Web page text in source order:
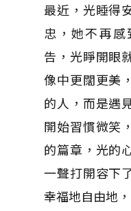
最近，光睡得
忠，她不再
告，光睜開眼
像中更闊更美
的人，而是遇
開始習慣微笑
的篇章，光的
一聲打開容下
幸福地自由地